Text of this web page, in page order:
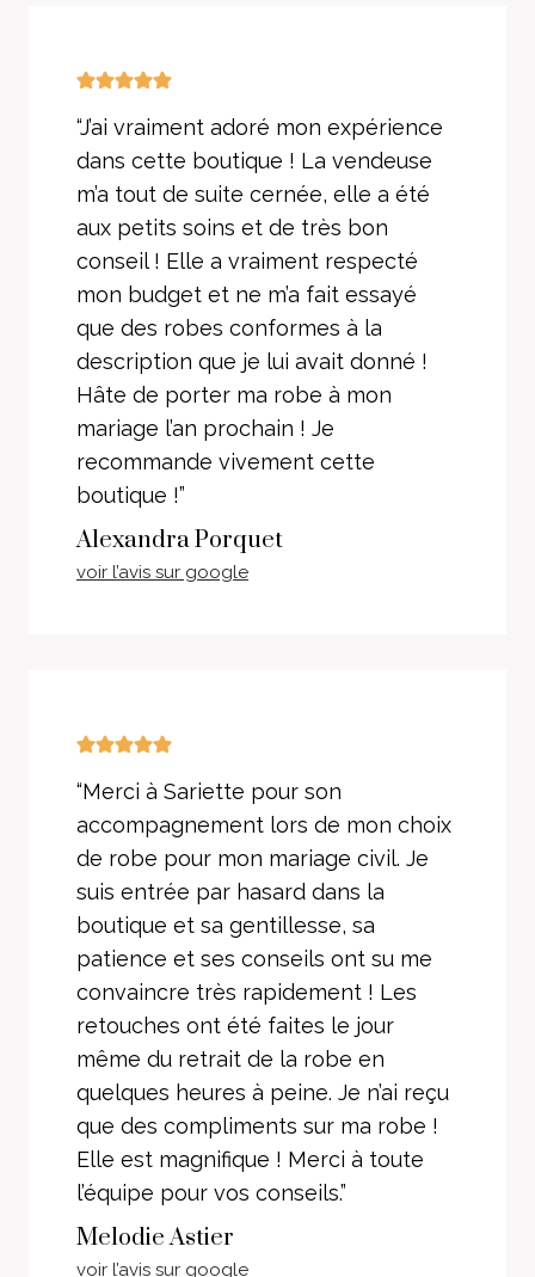
“J’ai vraiment adoré mon expérience
dans cette boutique ! La vendeuse
m’a tout de suite cernée, elle a été
aux petits soins et de très bon
conseil ! Elle a vraiment respecté
mon budget et ne m’a fait essayé
que des robes conformes à la
description que je lui avait donné !
Hâte de porter ma robe à mon
mariage l’an prochain ! Je
recommande vivement cette
boutique !”
Alexandra Porquet
voir l’avis sur google
“Merci à Sariette pour son
accompagnement lors de mon choix
de robe pour mon mariage civil. Je
suis entrée par hasard dans la
boutique et sa gentillesse, sa
patience et ses conseils ont su me
convaincre très rapidement ! Les
retouches ont été faites le jour
même du retrait de la robe en
quelques heures à peine. Je n’ai reçu
que des compliments sur ma robe !
Elle est magnifique ! Merci à toute
l’équipe pour vos conseils.”
Melodie Astier
voir l’avis sur google